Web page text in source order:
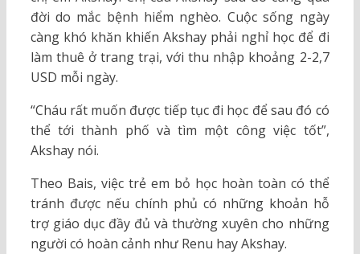
đời do mắc bệnh hiểm nghèo. Cuộc sống ngày
càng khó khăn khiến Akshay phải nghỉ học để đi
làm thuê ở trang trại, với thu nhập khoảng 2-2,7
USD mỗi ngày.
“Cháu rất muốn được tiếp tục đi học để sau đó có
thể tới thành phố và tìm một công việc tốt”,
Akshay nói.
Theo Bais, việc trẻ em bỏ học hoàn toàn có thể
tránh được nếu chính phủ có những khoản hỗ
trợ giáo dục đầy đủ và thường xuyên cho những
người có hoàn cảnh như Renu hay Akshay.